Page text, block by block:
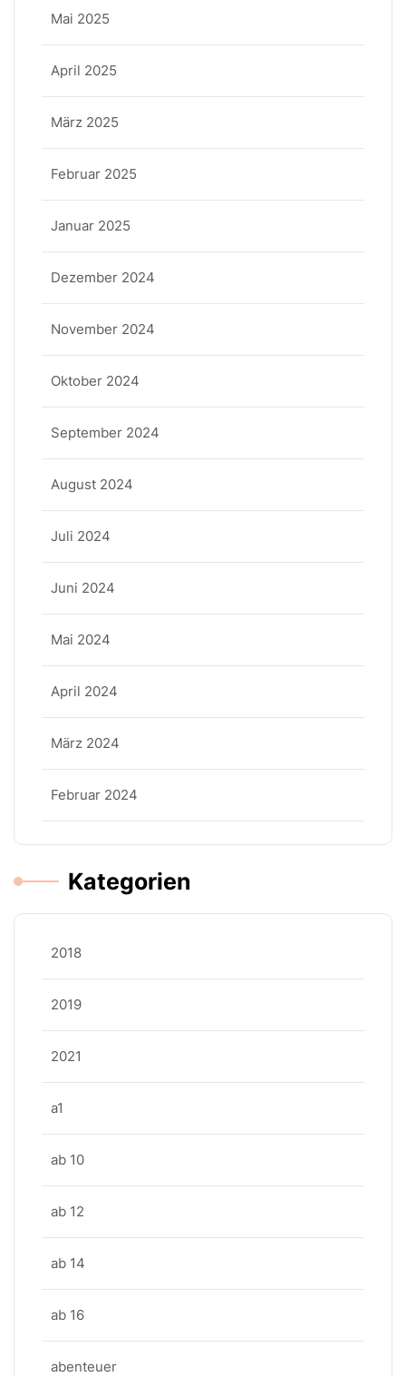
Mai 2025
April 2025
März 2025
Februar 2025
Januar 2025
Dezember 2024
November 2024
Oktober 2024
September 2024
August 2024
Juli 2024
Juni 2024
Mai 2024
April 2024
März 2024
Februar 2024
Kategorien
2018
2019
2021
a1
ab 10
ab 12
ab 14
ab 16
abenteuer